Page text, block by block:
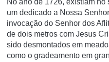
No ano de 1726, existiam
um dedicado a Nossa
invocação do Senhor dos
de dois metros com Jesus
sido desmontados em
como o gradeamento em